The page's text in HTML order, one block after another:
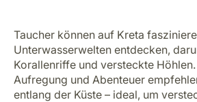
Taucher können auf Kreta
Unterwasserwelten entdecken,
Korallenriffe und versteckte
Aufregung und Abenteuer
entlang der Küste – ideal, um